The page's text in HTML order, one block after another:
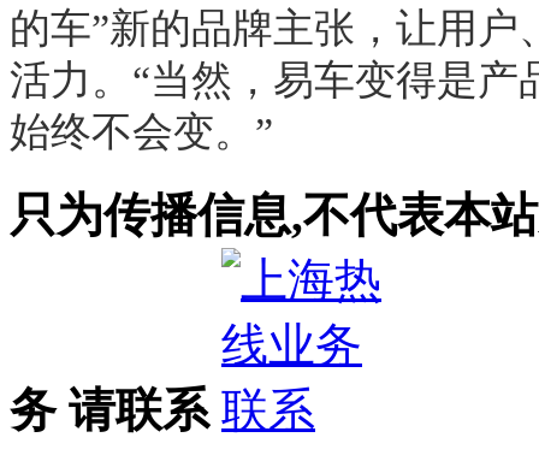
的车”新的品牌主张，让用
活力。“当然，易车变得是
始终不会变。”
只为传播信息,不代表本
务 请联系